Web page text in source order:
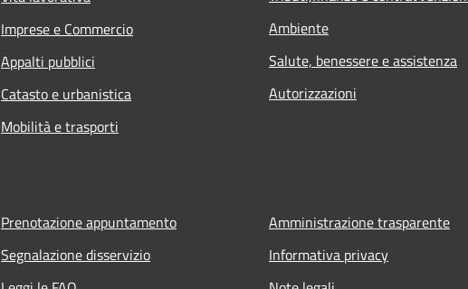
Imprese e Commercio
Appalti pubblici
Catasto e urbanistica
Mobilità e trasporti
Ambiente
Salute, benessere e assistenza
Autorizzazioni
Prenotazione appuntamento
Segnalazione disservizio
Amministrazione trasparente
Informativa privacy